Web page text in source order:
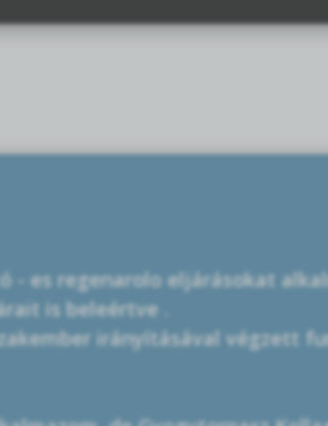
es regenarolo eljárásokat
is beleértve .
irányításával végzett